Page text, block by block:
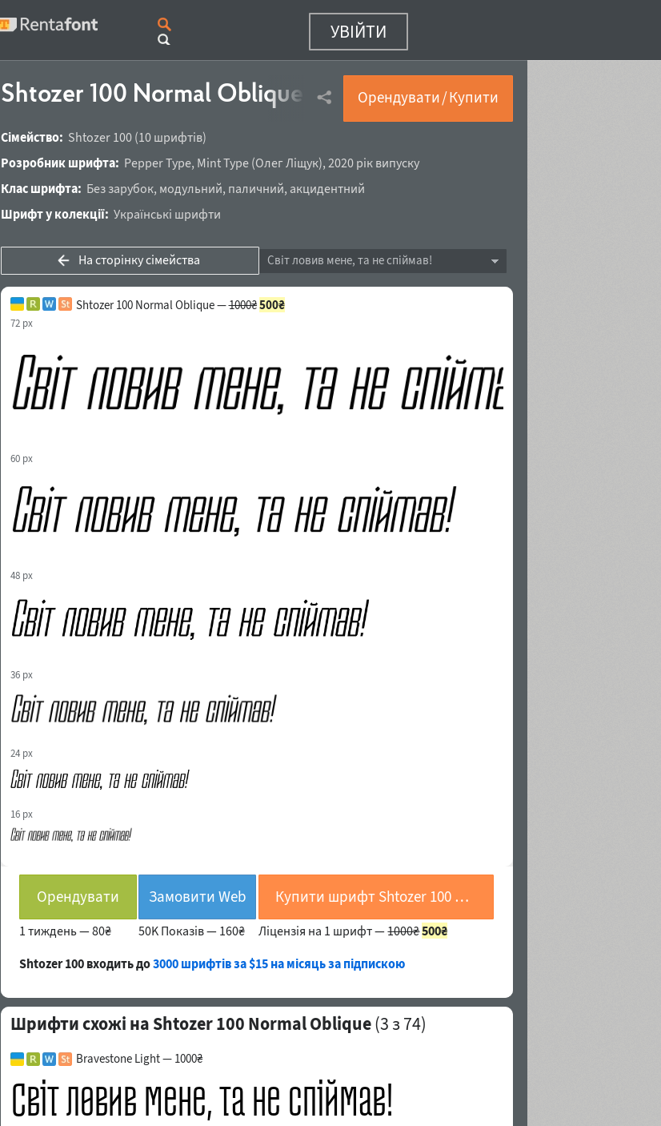
УВІЙТИ
Shtozer 100 Normal Oblique (6 з 10)Орендувати / Купити
Сімейство: Shtozer 100 (10 шрифтів)
Розробник шрифта: Pepper Type, Mint Type(Олег Ліщук), 2020 рік випуску
Клас шрифта: Без зарубок, модульний, паличний, акцидентний
Шрифт у колекції: Українські шрифти
На сторінку сімейства Світ ловив мене, та не спіймав!
Shtozer 100 Normal Oblique —1000₴500₴
72 px
60 px
48 px
36 px
24 px
16 px
Орендувати
1 тиждень —80₴
Замовити Web
50K Показів — 160₴
Купити шрифт Shtozer 100 Normal Oblique
Ліцензія на 1 шрифт —1000₴500₴
Shtozer 100 входить до3000 шрифтів за $15 на місяць за підпискою
Шрифти схожі на Shtozer 100 Normal Oblique(3 з 74)
Bravestone Light — 1000₴